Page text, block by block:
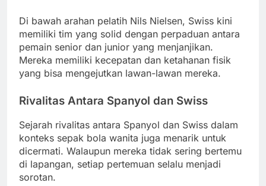
Di bawah arahan pelatih Nils Nielsen, Swiss kini
memiliki tim yang solid dengan perpaduan antara
pemain senior dan junior yang menjanjikan.
Mereka memiliki kecepatan dan ketahanan fisik
yang bisa mengejutkan lawan-lawan mereka.
Rivalitas Antara Spanyol dan Swiss
Sejarah rivalitas antara Spanyol dan Swiss dalam
konteks sepak bola wanita juga menarik untuk
dicermati. Walaupun mereka tidak sering bertemu
di lapangan, setiap pertemuan selalu menjadi
sorotan.